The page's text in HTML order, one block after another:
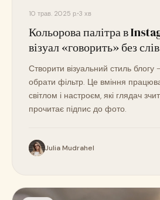
10 трав. 2025 р. 3 хв
Кольорова палітра в
візуал «говорить» без слів
Створити візуальний стиль
обрати фільтр. Це вміння
світлом і настроєм, які глядач
прочитає підпис до фото.
Julia Mudrahel